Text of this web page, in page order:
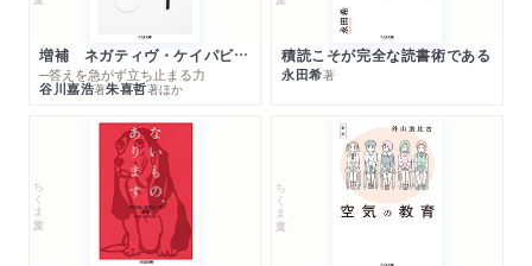
増補 ネガティヴ・ケイパビリティで生きる
─答えを急がず立ち止まる力
谷川嘉浩著朱喜哲著ほか
積読こそが完全な読書術である
永田希著
ちくま文庫 ちくま文庫